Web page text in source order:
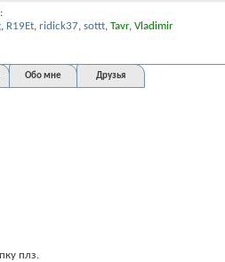
, R19Et, ridick37, sottt, Tavr, Vladimir
Обо мне Друзья
плз.